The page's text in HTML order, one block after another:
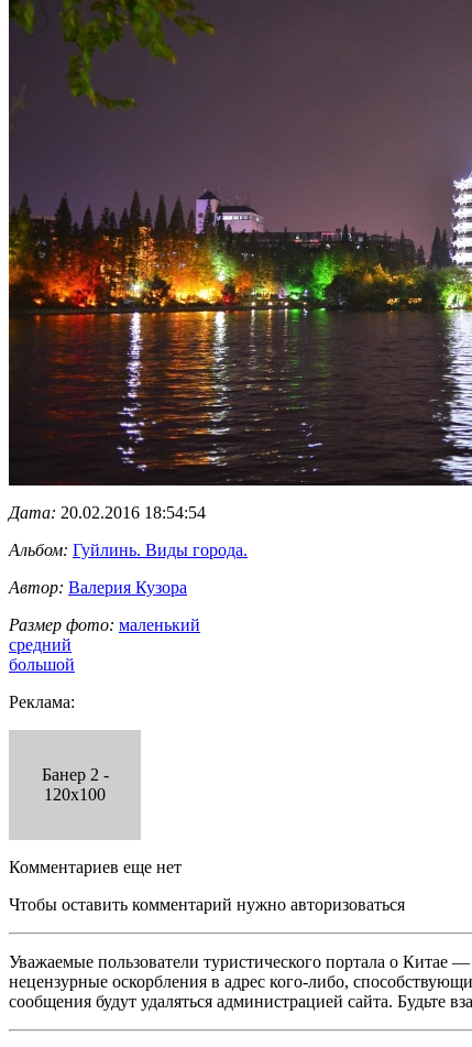
Дата: 20.02.2016 18:54:54
Альбом: Гуйлинь. Виды города.
Автор: Валерия Кузора
Размер фото: маленький
средний
большой
Реклама:
Банер 2 -
120x100
Комментариев еще нет
Чтобы оставить комментарий нужно авторизоваться
Уважаемые пользователи туристического портала о Китае —
нецензурные оскорбления в адрес кого-либо,
сообщения будут удаляться администрацией сайта.